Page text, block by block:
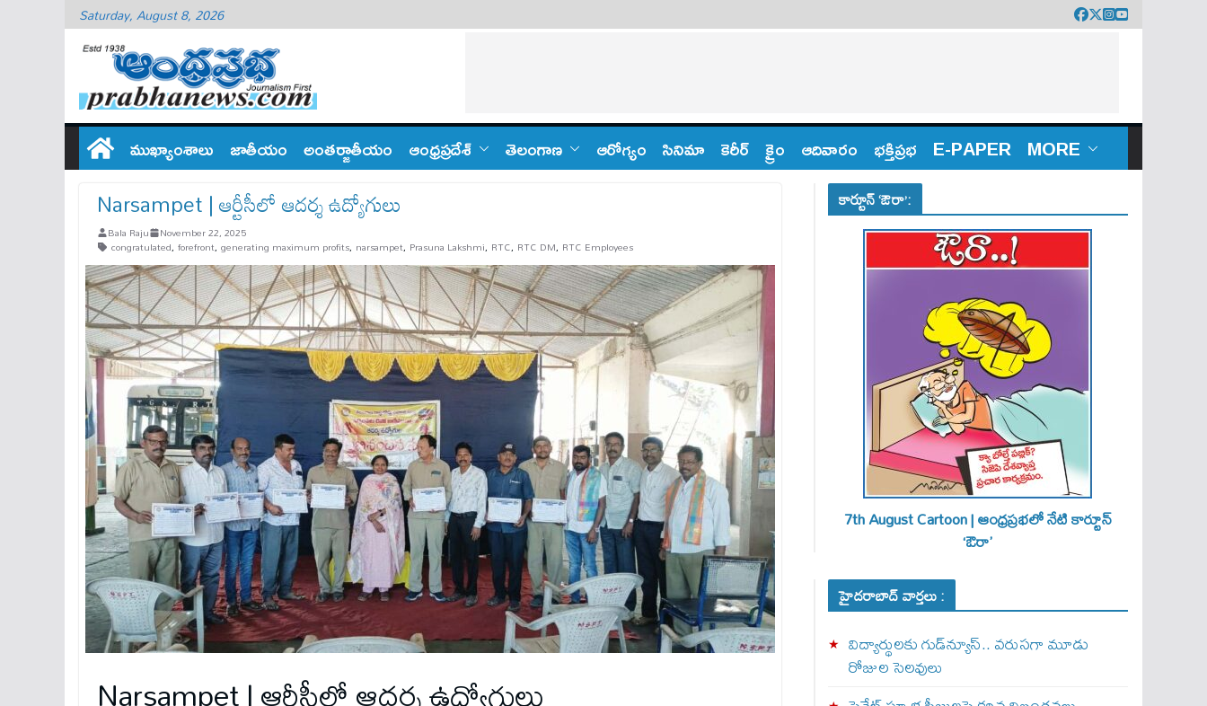
Saturday, August 8, 2026
ముఖ్యాంశాలు జాతీయం అంతర్జాతీయం ఆంధ్ర‌ప్ర‌దేశ్ తెలంగాణ‌ ఆరోగ్యం సినిమా కెరీర్ క్రైం ఆదివారం భక్తిప్రభ E-PAPER MORE
Narsampet | ఆర్టీసీలో ఆదర్శ ఉద్యోగులు
Bala Raju November 22, 2025
congratulated, forefront, generating maximum profits, narsampet, Prasuna Lakshmi, RTC, RTC DM, RTC Employees
కార్టూన్ ‘ఔరా’:
7th August Cartoon | ఆంధ్రప్రభలో నేటి కార్టూన్
‘ఔరా’
హైదరాబాద్ వార్తలు :
విద్యార్థులకు గుడ్‌న్యూస్.. వరుసగా మూడు
రోజుల సెలవులు